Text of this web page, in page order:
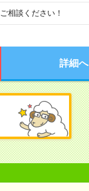
相談ください！
詳細へ